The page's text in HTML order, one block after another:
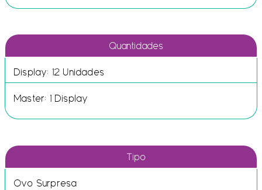
Quantidades
Display: 12 Unidades
Master: 1 Display
Tipo
Ovo Surpresa